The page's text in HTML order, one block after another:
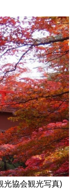
光協会観光写真)